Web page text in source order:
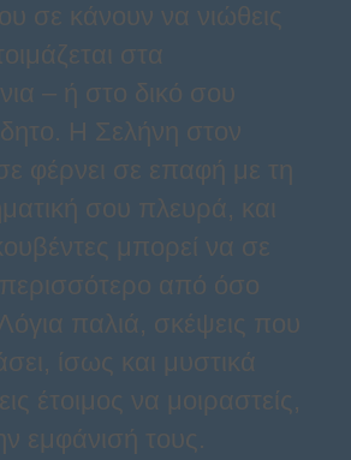
σε κάνουν να νιώθεις
στα
– ή στο δικό σου
Η Σελήνη στον
φέρνει σε επαφή με τη
σου πλευρά, και
μπορεί να σε
περισσότερο από όσο
Λόγια παλιά, σκέψεις που
ίσως και μυστικά
έτοιμος να μοιραστείς,
εμφάνισή τους.